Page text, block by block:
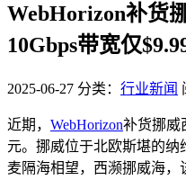
WebHorizon补货
10Gbps带宽仅
2025-06-27 分类： 行业新闻
近期， WebHorizon补货挪威
元。挪威位于北欧斯堪的
麦隔海相望，西濒挪威海，